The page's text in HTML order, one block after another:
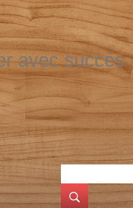
avec succès